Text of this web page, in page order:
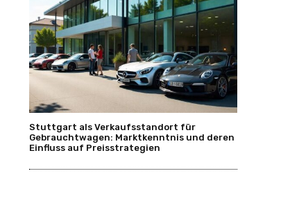
Stuttgart als Verkaufsstandort für
Gebrauchtwagen: Marktkenntnis und deren
Einfluss auf Preisstrategien